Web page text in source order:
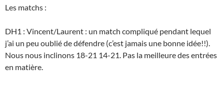
Les matchs :
DH1 : Vincent/Laurent : un match compliqué pendant lequel
j’ai un peu oublié de défendre (c’est jamais une bonne idée!!).
Nous nous inclinons 18-21 14-21. Pas la meilleure des entrées
en matière.